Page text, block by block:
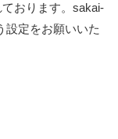
おります。sakai-
設定をお願いいた